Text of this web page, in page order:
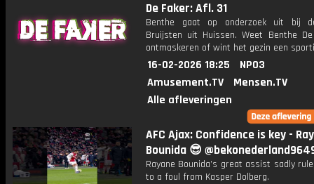
De Faker: Afl. 31
Benthe gaat op onderzoek uit bij
Bruijsten uit Huissen. Weet Benthe
ontmaskeren of wint het gezin een
16-02-2026 18:25
NPO3
Amusement.TV
Mensen.TV
Alle afleveringen
AFC Ajax: Confidence is key -
Bounida 😎
Rayane Bounida’s great assist sadly
to a foul from Kasper Dolberg.